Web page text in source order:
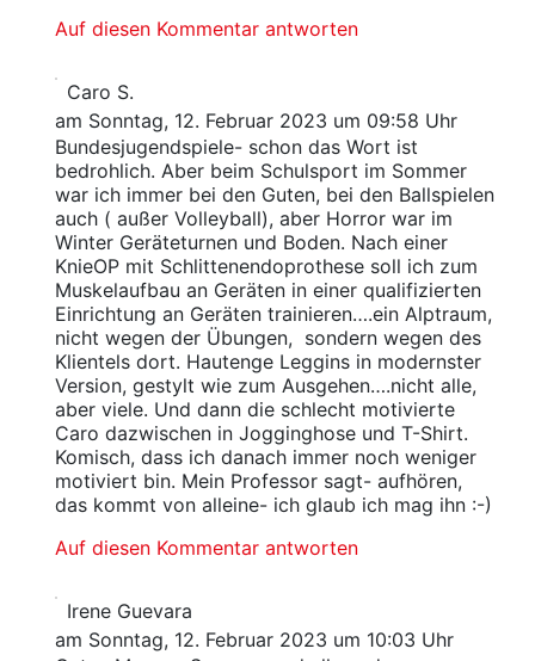
Auf diesen Kommentar antworten
Caro S.
am Sonntag, 12. Februar 2023 um 09:58 Uhr
Bundesjugendspiele- schon das Wort ist
bedrohlich. Aber beim Schulsport im Sommer
war ich immer bei den Guten, bei den Ballspielen
auch ( außer Volleyball), aber Horror war im
Winter Geräteturnen und Boden. Nach einer
KnieOP mit Schlittenendoprothese soll ich zum
Muskelaufbau an Geräten in einer qualifizierten
Einrichtung an Geräten trainieren….ein Alptraum,
nicht wegen der Übungen, sondern wegen des
Klientels dort. Hautenge Leggins in modernster
Version, gestylt wie zum Ausgehen….nicht alle,
aber viele. Und dann die schlecht motivierte
Caro dazwischen in Jogginghose und T-Shirt.
Komisch, dass ich danach immer noch weniger
motiviert bin. Mein Professor sagt- aufhören,
das kommt von alleine- ich glaub ich mag ihn :-)
Auf diesen Kommentar antworten
Irene Guevara
am Sonntag, 12. Februar 2023 um 10:03 Uhr